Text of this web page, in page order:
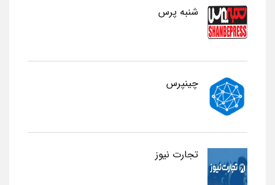
شنبه پرس
چینپرس
تجارت نیوز